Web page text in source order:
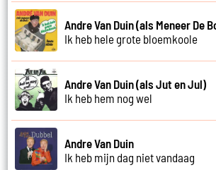
Andre Van Duin (als Meneer De
Ik heb hele grote bloemkoole
Andre Van Duin (als Jut en Jul)
Ik heb hem nog wel
Andre Van Duin
Ik heb mijn dag niet vandaag